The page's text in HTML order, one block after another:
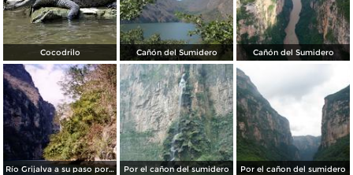
Cocodrilo Cañón del Sumidero Cañón del Sumidero
Río Grijalva a su paso por el cañón del sumidero. 2002 Por el cañon del sumidero Por el cañon del sumidero